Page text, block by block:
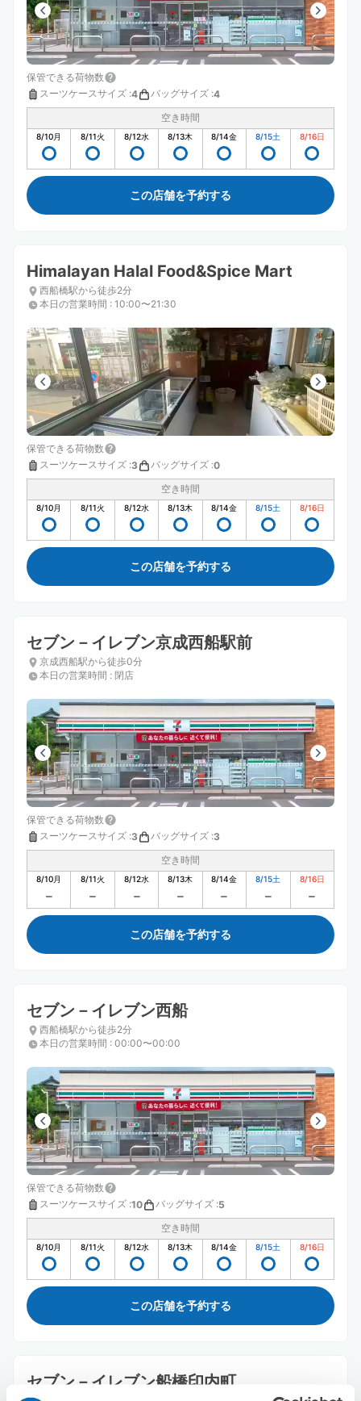
保管できる荷物数
スーツケースサイズ :4 バッグサイズ :4
空き時間
8/10月 8/11火 8/12水 8/13木 8/14金 8/15土 8/16日
この店舗を予約する
Himalayan Halal Food&Spice Mart
西船橋駅から徒歩2分
本日の営業時間 : 10:00〜21:30
保管できる荷物数
スーツケースサイズ :3 バッグサイズ :0
空き時間
8/10月 8/11火 8/12水 8/13木 8/14金 8/15土 8/16日
この店舗を予約する
セブン－イレブン京成西船駅前
京成西船駅から徒歩0分
本日の営業時間 : 閉店
保管できる荷物数
スーツケースサイズ :3 バッグサイズ :3
空き時間
8/10月 8/11火 8/12水 8/13木 8/14金 8/15土 8/16日
この店舗を予約する
セブン－イレブン西船
西船橋駅から徒歩2分
本日の営業時間 : 00:00〜00:00
保管できる荷物数
スーツケースサイズ :10 バッグサイズ :5
空き時間
8/10月 8/11火 8/12水 8/13木 8/14金 8/15土 8/16日
この店舗を予約する
セブン－イレブン船橋印内町